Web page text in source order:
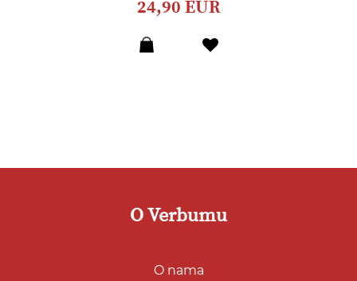
24,90 EUR
O Verbumu
O nama